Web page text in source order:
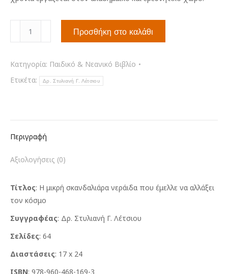
νεράιδα
που
κόσμο
Προσθήκη στο καλάθι
Κατηγορία: Παιδικό & Νεανικό Βιβλίο
Ετικέτα:
Δρ. Στυλιανή Γ. Λέτσιου
Περιγραφή
Αξιολογήσεις (0)
Τίτλος: Η μικρή σκανδαλιάρα νεράιδα που έμελλε να αλλάξει
τον κόσμο
Συγγραφέας: Δρ. Στυλιανή Γ. Λέτσιου
Σελίδες: 64
Διαστάσεις: 17 x 24
ISBN: 978-960-468-169-3